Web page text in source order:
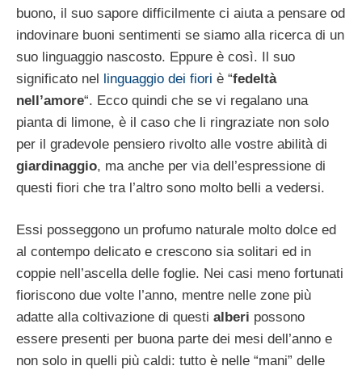
buono, il suo sapore difficilmente ci aiuta a pensare od
indovinare buoni sentimenti se siamo alla ricerca di un
suo linguaggio nascosto. Eppure è così. Il suo
significato nel linguaggio dei fiori è “fedeltà
nell’amore“. Ecco quindi che se vi regalano una
pianta di limone, è il caso che li ringraziate non solo
per il gradevole pensiero rivolto alle vostre abilità di
giardinaggio, ma anche per via dell’espressione di
questi fiori che tra l’altro sono molto belli a vedersi.
Essi posseggono un profumo naturale molto dolce ed
al contempo delicato e crescono sia solitari ed in
coppie nell’ascella delle foglie. Nei casi meno fortunati
fioriscono due volte l’anno, mentre nelle zone più
adatte alla coltivazione di questi alberi possono
essere presenti per buona parte dei mesi dell’anno e
non solo in quelli più caldi: tutto è nelle “mani” delle